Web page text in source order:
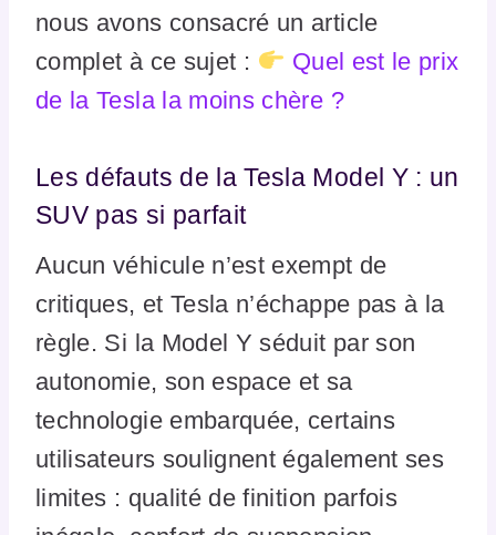
nous avons consacré un article
complet à ce sujet :
Quel est le prix
de la Tesla la moins chère ?
Les défauts de la Tesla Model Y : un
SUV pas si parfait
Aucun véhicule n’est exempt de
critiques, et Tesla n’échappe pas à la
règle. Si la Model Y séduit par son
autonomie, son espace et sa
technologie embarquée, certains
utilisateurs soulignent également ses
limites : qualité de finition parfois